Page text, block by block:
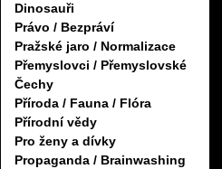
Dinosauři
Právo / Bezpráví
Pražské jaro / Normalizace
Přemyslovci / Přemyslovské
Čechy
Příroda / Fauna / Flóra
Přírodní vědy
Pro ženy a dívky
Propaganda / Brainwashing